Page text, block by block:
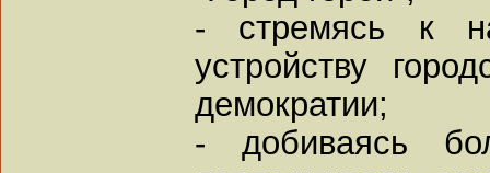
- стремясь к
устройству
демократии;
- добиваясь